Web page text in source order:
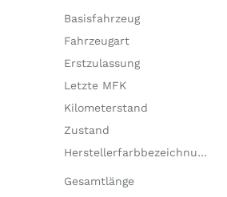
Basisfahrzeug
Fahrzeugart
Erstzulassung
Letzte MFK
Kilometerstand
Zustand
Herstellerfarbbezeichnung
Gesamtlänge